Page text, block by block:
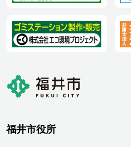
福井市役所